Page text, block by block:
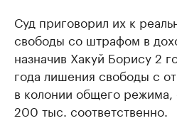
Суд приговорил их к
свободы со штрафом в
назначив Хакуй Борису 2
года лишения свободы с
в колонии общего
200 тыс. соответственно.